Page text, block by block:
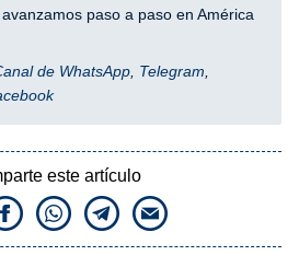
paso a paso en América
de WhatsApp Telegram
este artículo